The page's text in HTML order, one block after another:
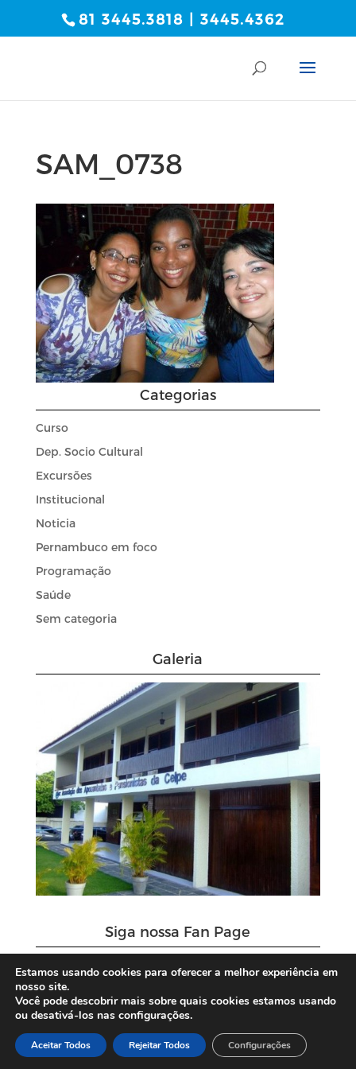
81 3445.3818 | 3445.4362
SAM_0738
Categorias
Curso
Dep. Socio Cultural
Excursões
Institucional
Noticia
Pernambuco em foco
Programação
Saúde
Sem categoria
Galeria
Siga nossa Fan Page
Estamos usando cookies para oferecer a melhor experiência em
nosso site.
Você pode descobrir mais sobre quais cookies estamos usando
ou desativá-los nas configurações.
Aceitar Todos Rejeitar Todos Configurações